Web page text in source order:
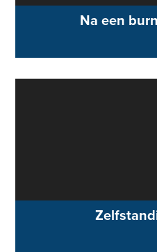
Na een